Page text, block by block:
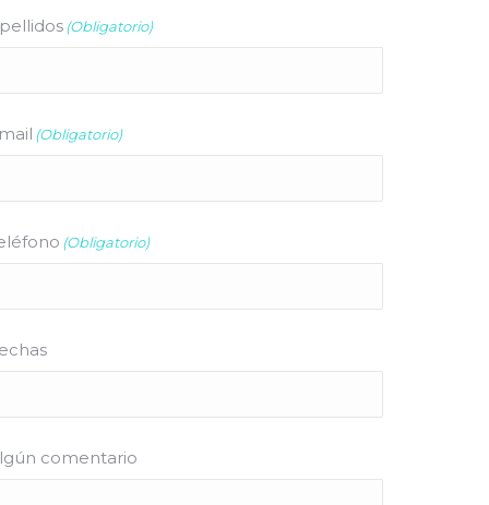
(Obligatorio)
(Obligatorio)
(Obligatorio)
comentario